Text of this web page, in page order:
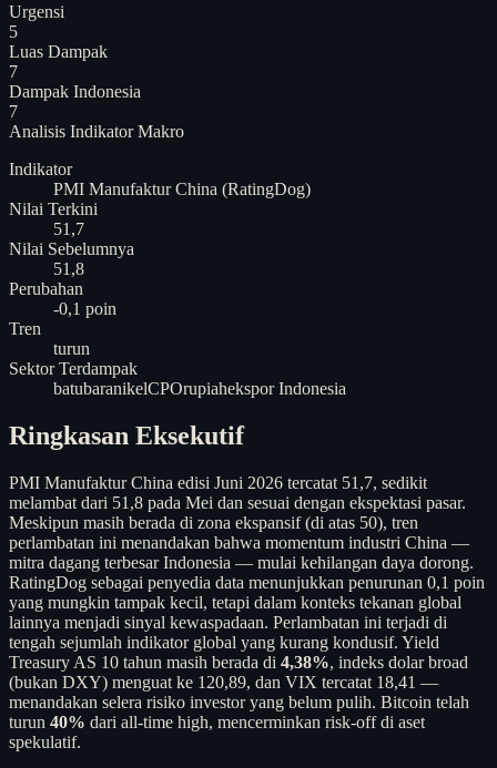
Urgensi
5
Luas Dampak
7
Dampak Indonesia
7
Analisis Indikator Makro
Indikator
PMI Manufaktur China (RatingDog)
Nilai Terkini
51,7
Nilai Sebelumnya
51,8
Perubahan
-0,1 poin
Tren
turun
Sektor Terdampak
batubaranikelCPOrupiahekspor Indonesia
Ringkasan Eksekutif
PMI Manufaktur China edisi Juni 2026 tercatat 51,7, sedikit
melambat dari 51,8 pada Mei dan sesuai dengan ekspektasi pasar.
Meskipun masih berada di zona ekspansif (di atas 50), tren
perlambatan ini menandakan bahwa momentum industri China —
mitra dagang terbesar Indonesia — mulai kehilangan daya dorong.
RatingDog sebagai penyedia data menunjukkan penurunan 0,1 poin
yang mungkin tampak kecil, tetapi dalam konteks tekanan global
lainnya menjadi sinyal kewaspadaan. Perlambatan ini terjadi di
tengah sejumlah indikator global yang kurang kondusif. Yield
Treasury AS 10 tahun masih berada di 4,38%, indeks dolar broad
(bukan DXY) menguat ke 120,89, dan VIX tercatat 18,41 —
menandakan selera risiko investor yang belum pulih. Bitcoin telah
turun 40% dari all-time high, mencerminkan risk-off di aset
spekulatif.